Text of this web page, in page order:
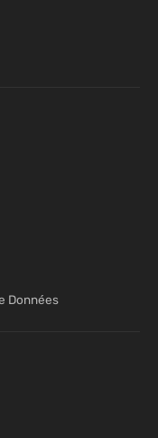
Données